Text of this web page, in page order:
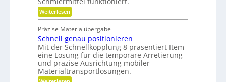
l
e
i
c
h
d
e
a
l
e
d
e
r
B
a
u
t
e
Weiterlesen:
W
r
t
u
n
g
s
f
Präzise Materialübergabe
Schnell genau positionieren
Mit der Schnellkopplung 8 präsentiert Item
eine Lösung für die temporäre Arretierung
und präzise Ausrichtung mobiler
Materialtransportlösungen.